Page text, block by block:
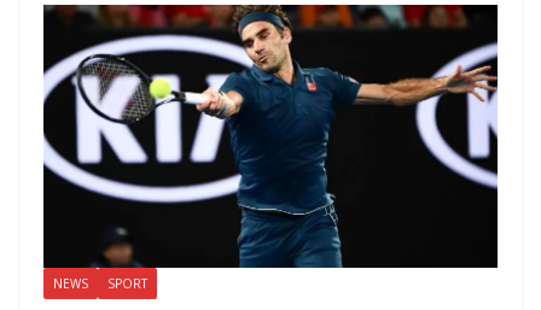
NEWS SPORT